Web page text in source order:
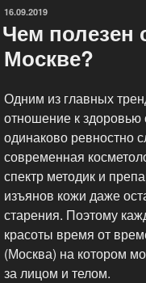
ОПУБЛИКОВАНО
16.09.2019
Чем полезен
Москве?
Одним из главных
отношение к
одинаково ревностно
современная
спектр методик и
изъянов кожи даже
старения. Поэтому
красоты время от
(Москва) на котором
за лицом и телом.